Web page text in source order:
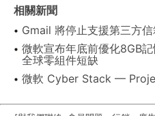
相關新聞
Gmail 將停止支援第三方
微軟宣布年底前優化8GB
全球零組件短缺
微軟 Cyber Stack —